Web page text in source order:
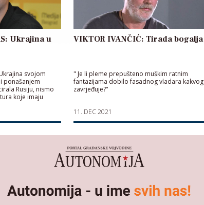
Ukrajina u
svojom
ponašanjem
Rusiju, nismo
koje imaju
VIKTOR IVANČIĆ: Tirada bogalja
" Je li pleme prepušteno muškim ratnim
fantazijama dobilo fasadnog vladara kakvog
zavrjeđuje?"
11. DEC 2021